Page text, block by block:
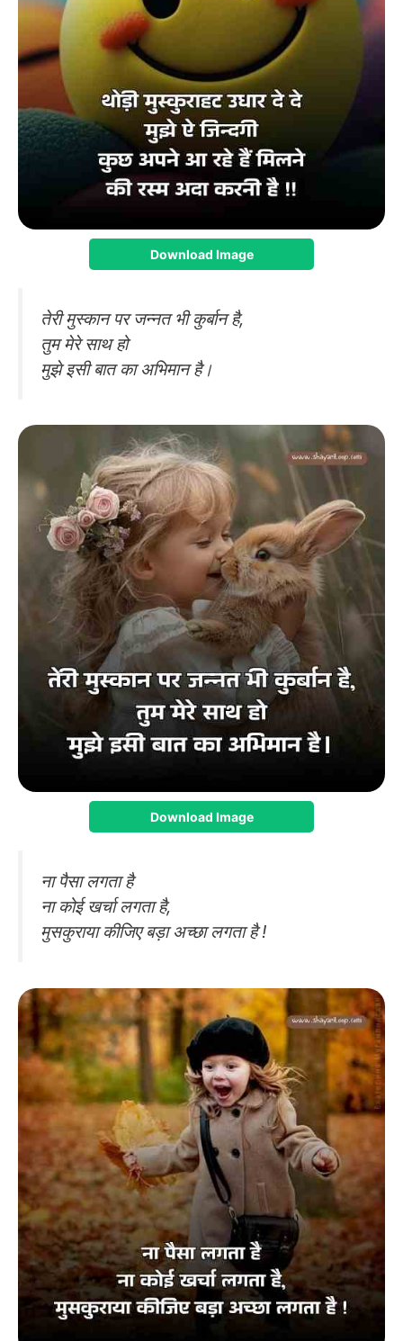
Download Image
तेरी मुस्कान पर जन्नत भी कुर्बान है,
तुम मेरे साथ हो
मुझे इसी बात का अभिमान है।
Download Image
ना पैसा लगता है
ना कोई खर्चा लगता है,
मुसकुराया कीजिए बड़ा अच्छा लगता है !